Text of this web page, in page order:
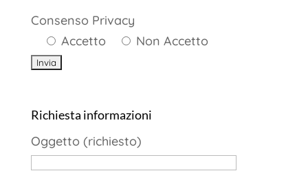
Consenso Privacy
Accetto
Non Accetto
Richiesta informazioni
Oggetto (richiesto)